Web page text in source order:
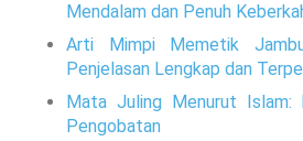
Mendalam dan Penuh
Arti Mimpi Memetik
Penjelasan Lengkap dan
Mata Juling Menurut Islam:
Pengobatan